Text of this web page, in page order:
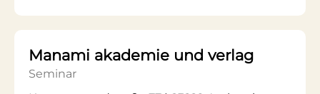
Manami akademie und verlag
Seminar